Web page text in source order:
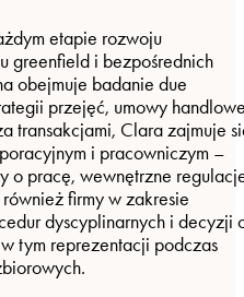
etapie rozwoju
greenfield i bezpośrednich
obejmuje badanie due
przejęć, umowy
transakcjami, Clara zajmuje
i pracowniczym –
o pracę, wewnętrzne
firmy w zakresie
dyscyplinarnych i decyzji
tym reprezentacji podczas